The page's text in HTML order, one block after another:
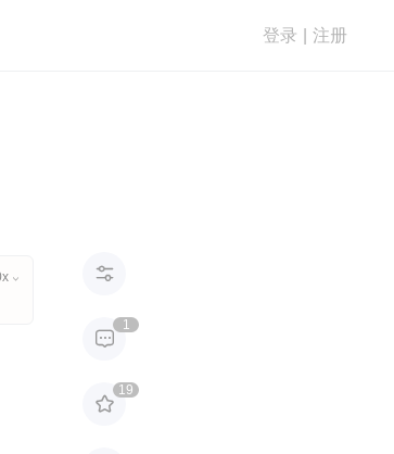
登录 注册
 

1

19